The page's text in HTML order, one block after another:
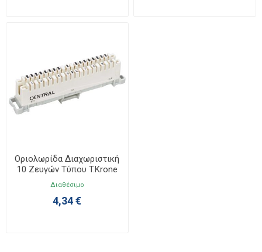
Οριολωρίδα Διαχωριστική
10 Ζευγών Τύπου T.Krone
Διαθέσιμο
4,34 €